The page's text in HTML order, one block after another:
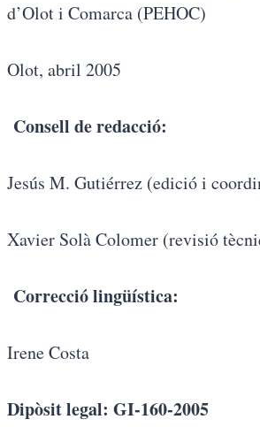
d’Olot i Comarca (PEHOC)
Olot, abril 2005
Consell de redacció:
Jesús M. Gutiérrez (edició i
Xavier Solà Colomer (revisió
Correcció lingüística:
Irene Costa
Dipòsit legal: GI-160-2005